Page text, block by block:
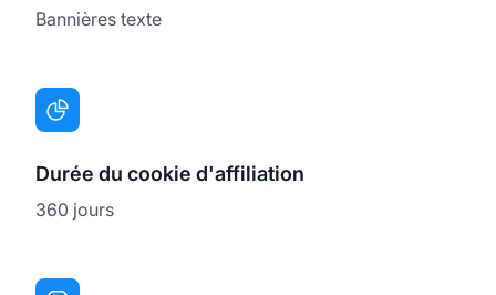
Bannières texte
Durée du cookie d'affiliation
360 jours